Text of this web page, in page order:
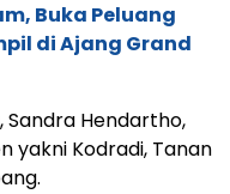
Buka Peluang
di Ajang Grand
Sandra Hendartho,
yakni Kodradi, Tanan